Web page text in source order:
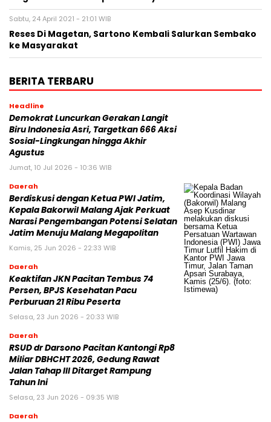
Sabtu, 24 April 2021 - 21:01 WIB
Reses Di Magetan, Sartono Kembali Salurkan Sembako
ke Masyarakat
BERITA TERBARU
Headline
Demokrat Luncurkan Gerakan Langit
Biru Indonesia Asri, Targetkan 666 Aksi
Sosial-Lingkungan hingga Akhir
Agustus
Jumat, 10 Jul 2026 - 10:36 WIB
Daerah
Berdiskusi dengan Ketua PWI Jatim,
Kepala Bakorwil Malang Ajak Perkuat
Narasi Pengembangan Potensi Selatan
Jatim Menuju Malang Megapolitan
Kamis, 25 Jun 2026 - 22:33 WIB
Daerah
Keaktifan JKN Pacitan Tembus 74
Persen, BPJS Kesehatan Pacu
Perburuan 21 Ribu Peserta
Selasa, 23 Jun 2026 - 20:33 WIB
Daerah
RSUD dr Darsono Pacitan Kantongi Rp8
Miliar DBHCHT 2026, Gedung Rawat
Jalan Tahap III Ditarget Rampung
Tahun Ini
Selasa, 23 Jun 2026 - 09:35 WIB
Daerah